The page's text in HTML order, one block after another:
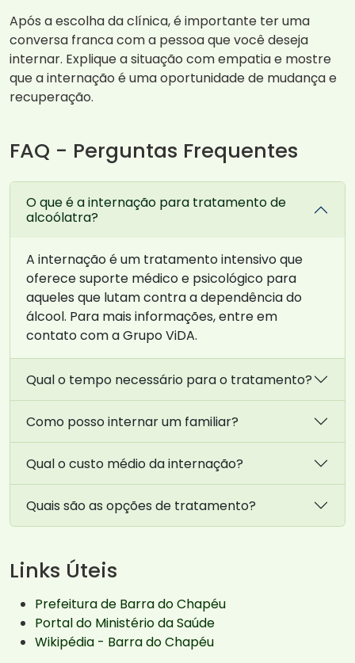
Após a escolha da clínica, é importante ter uma
conversa franca com a pessoa que você deseja
internar. Explique a situação com empatia e mostre
que a internação é uma oportunidade de mudança e
recuperação.
FAQ - Perguntas Frequentes
O que é a internação para tratamento de
alcoólatra?
A internação é um tratamento intensivo que
oferece suporte médico e psicológico para
aqueles que lutam contra a dependência do
álcool. Para mais informações, entre em
contato com a Grupo ViDA.
Qual o tempo necessário para o tratamento?
Como posso internar um familiar?
Qual o custo médio da internação?
Quais são as opções de tratamento?
Links Úteis
Prefeitura de Barra do Chapéu
Portal do Ministério da Saúde
Wikipédia - Barra do Chapéu